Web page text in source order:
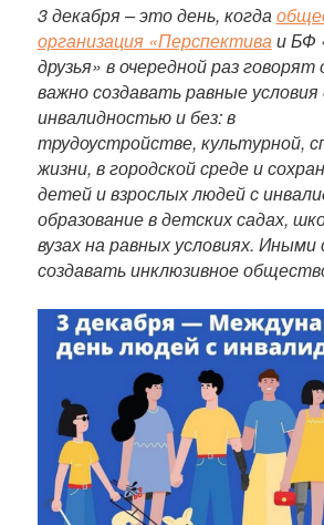
л
н
ы
й
т
е
к
с
т
п
у
б
3 декабря – это день, когда
организация «Перспективаи БФ
друзья» в очередной раз
важно создавать равные
инвалидностью и без: в
трудоустройстве, культурной,
жизни, в городской среде и
детей и взрослых людей с
образование в детских садах,
вузах на равных условиях. Иными
создавать инклюзивное